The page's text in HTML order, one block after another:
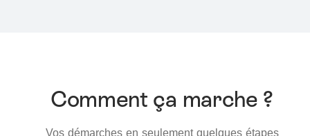
Comment ça marche ?
Vos démarches en seulement quelques étapes